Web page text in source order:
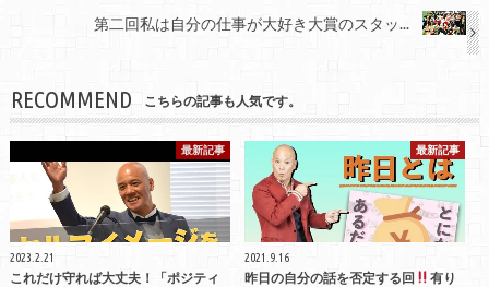
第二回私は自分の仕事が大好き大賞のスタッ...
RECOMMEND こちらの記事も人気です。
最新記事
2023.2.21
これだけ守れば大丈夫！「ポジティ
最新記事
2021.9.16
昨日の自分の話を否定する回
有り